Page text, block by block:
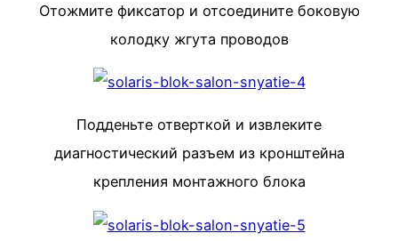
Отожмите фиксатор и отсоедините бо­ковую
колодку жгута проводов
Подденьте отверткой и извлеките
диагностический разъем из кронштейна
крепления монтажного блока